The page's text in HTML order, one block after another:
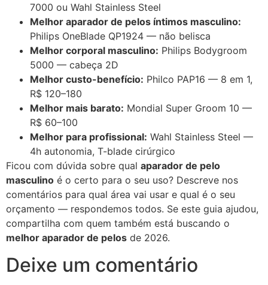
7000 ou Wahl Stainless Steel
Melhor aparador de pelos íntimos masculino:
Philips OneBlade QP1924 — não belisca
Melhor corporal masculino: Philips Bodygroom
5000 — cabeça 2D
Melhor custo-benefício: Philco PAP16 — 8 em 1,
R$ 120–180
Melhor mais barato: Mondial Super Groom 10 —
R$ 60–100
Melhor para profissional: Wahl Stainless Steel —
4h autonomia, T-blade cirúrgico
Ficou com dúvida sobre qual aparador de pelo
masculino é o certo para o seu uso? Descreve nos
comentários para qual área vai usar e qual é o seu
orçamento — respondemos todos. Se este guia ajudou,
compartilha com quem também está buscando o
melhor aparador de pelos de 2026.
Deixe um comentário